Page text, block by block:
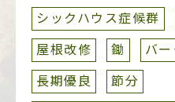
シックハウス症候群
屋根改修
鋤
バ
長期優良
節分